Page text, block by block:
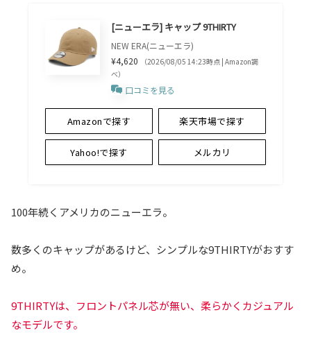
[ニューエラ] キャップ 9THIRTY
NEW ERA(ニューエラ)
¥4,620
（2026/08/05 14:23時点 | Amazon調
べ）
口コミを見る
Amazonで探す 楽天市場で探す
Yahoo!で探す メルカリ
100年続くアメリカのニューエラ。
数多くのキャップがあるけど、シンプルな9THIRTYがおすす
め。
9THIRTYは、フロントパネル芯が無い、柔らかくカジュアル
なモデルです。